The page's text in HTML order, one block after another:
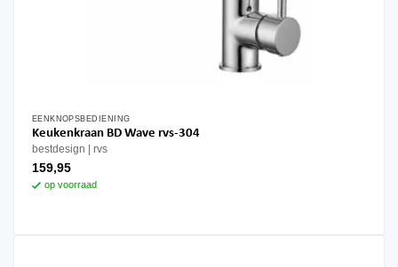
EENKNOPSBEDIENING
Keukenkraan BD Wave rvs-304
bestdesign rvs
159,95
op voorraad